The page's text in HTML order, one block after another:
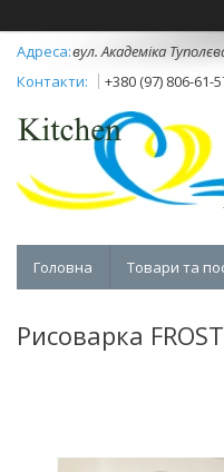
вул. Академіка
+380 (97) 806-61-
Головна Товари та
Рисоварка